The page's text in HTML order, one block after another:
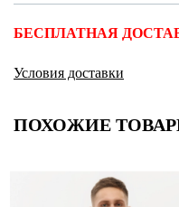
БЕСПЛАТНАЯ
Условия доставки
ПОХОЖИЕ